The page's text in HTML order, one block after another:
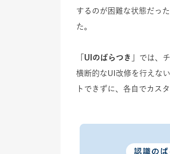
するのが困難な状態だっ
た。
「UIのばらつき」 では、
横断的なUI改修を行えな
トできずに、各自でカス